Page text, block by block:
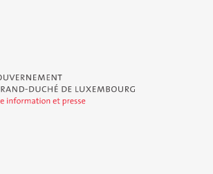
du Grand-Duché de Luxembourg - Service